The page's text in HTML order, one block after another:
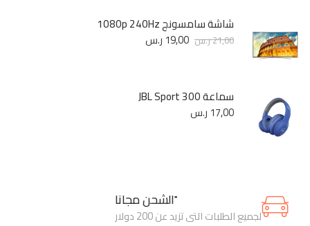
شاشة سامسونج 1080p 240Hz
21,00ر.س 19,00 ر.س
سماعة JBL Sport 300
17,00 ر.س
ًالشحن مجانا
لجميع الطلبات التي تزيد عن 200 دولار